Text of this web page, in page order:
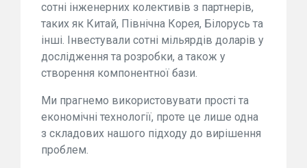
сотні інженерних колективів з партнерів,
таких як Китай, Північна Корея, Білорусь та
інші. Інвестували сотні мільярдів доларів у
дослідження та розробки, а також у
створення компонентної бази.
Ми прагнемо використовувати прості та
економічні технології, проте це лише одна
з складових нашого підходу до вирішення
проблем.